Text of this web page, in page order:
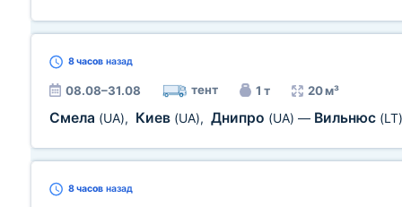
8 часов назад
08.08–31.08 тент 1 т 20 м³
Смела (UA), Киев (UA), Днипро (UA) — Вильнюс (LT)
8 часов назад